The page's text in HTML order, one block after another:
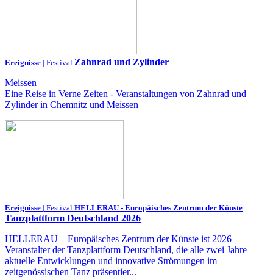
Ereignisse | Festival Zahnrad und Zylinder
Meissen
Eine Reise in Verne Zeiten - Veranstaltungen von Zahnrad und
Zylinder in Chemnitz und Meissen
Ereignisse | Festival HELLERAU - Europäisches Zentrum der Künste
Tanzplattform Deutschland 2026
HELLERAU – Europäisches Zentrum der Künste ist 2026
Veranstalter der Tanzplattform Deutschland, die alle zwei Jahre
aktuelle Entwicklungen und innovative Strömungen im
zeitgenössischen Tanz präsentier...